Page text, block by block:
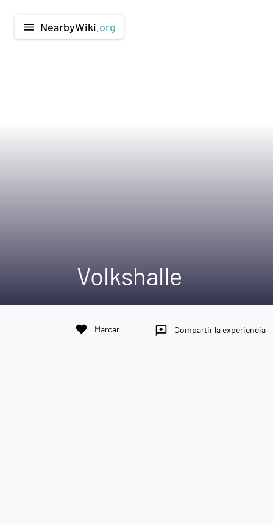
menu NearbyWiki .org
Volkshalle
favorite Marcar reviews Compartir la experiencia